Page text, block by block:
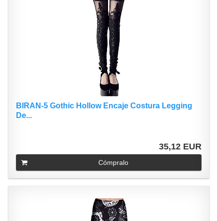
BIRAN-5 Gothic Hollow Encaje Costura Legging
De...
35,12 EUR
Cómpralo